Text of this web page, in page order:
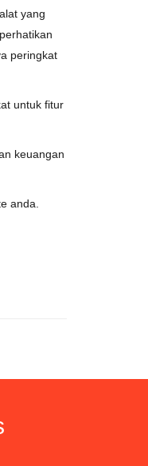
alat yang
peringkat
untuk fitur
keuangan
anda.